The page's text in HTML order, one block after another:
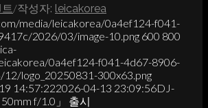
/작성자: leicakorea
media/leicakorea/0a4ef124-f041-
2026/03/image-10.png 600 800
0a4ef124-f041-4d67-8906-
logo_20250831-300x63.png
14:57:222026-04-13 23:09:56DJ-
f/1.0」 출시